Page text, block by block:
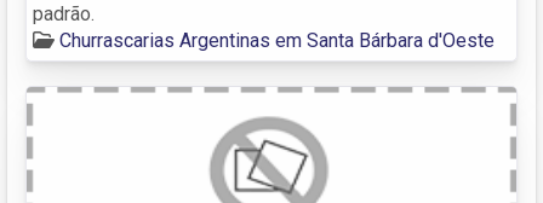
padrão.
Churrascarias Argentinas em Santa Bárbara d'Oeste